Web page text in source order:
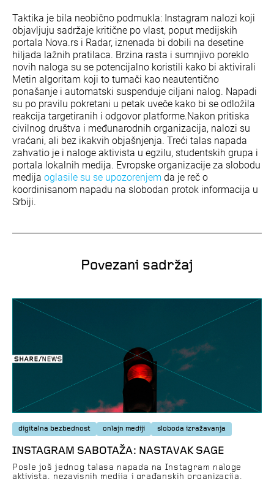
Taktika je bila neobično podmukla: Instagram nalozi koji
objavljuju sadržaje kritične po vlast, poput medijskih
portala Nova.rs i Radar, iznenada bi dobili na desetine
hiljada lažnih pratilaca. Brzina rasta i sumnjivo poreklo
novih naloga su se potencijalno koristili kako bi aktivirali
Metin algoritam koji to tumači kao neautentično
ponašanje i automatski suspenduje ciljani nalog. Napadi
su po pravilu pokretani u petak uveče kako bi se odložila
reakcija targetiranih i odgovor platforme.Nakon pritiska
civilnog društva i međunarodnih organizacija, nalozi su
vraćani, ali bez ikakvih objašnjenja. Treći talas napada
zahvatio je i naloge aktivista u egzilu, studentskih grupa i
portala lokalnih medija. Evropske organizacije za slobodu
medija oglasile su se upozorenjem da je reč o
koordinisanom napadu na slobodan protok informacija u
Srbiji.
Povezani sadržaj
digitalna bezbednost onlajn mediji sloboda izražavanja
INSTAGRAM SABOTAŽA: NASTAVAK SAGE
Posle još jednog talasa napada na Instagram naloge
aktivista, nezavisnih medija i građanskih organizacija,